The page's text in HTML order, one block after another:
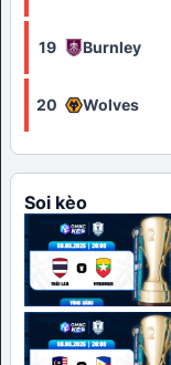
19 Burnley
20 Wolves
Soi kèo